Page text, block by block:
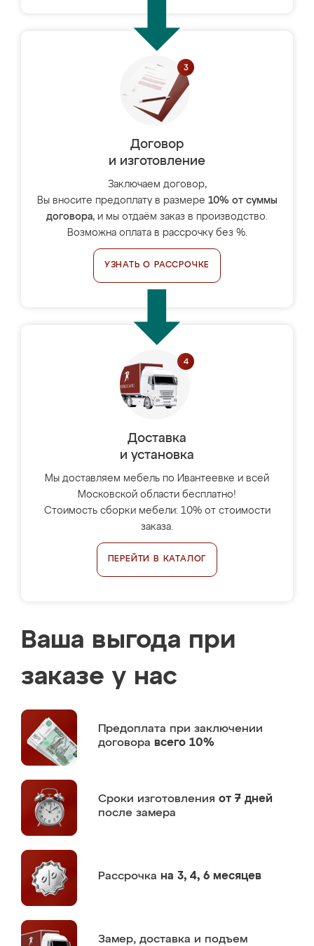
Договор
и изготовление
Заключаем договор,
Вы вносите предоплату в размере 10% от суммы
договора, и мы отдаём заказ в производство.
Возможна оплата в рассрочку без %.
УЗНАТЬ О РАССРОЧКЕ
Доставка
и установка
Мы доставляем мебель по Ивантеевке и всей
Московской области бесплатно!
Стоимость сборки мебели: 10% от стоимости
заказа.
ПЕРЕЙТИ В КАТАЛОГ
Ваша выгода при
заказе у нас
Предоплата при заключении
договора всего 10%
Сроки изготовления от 7 дней
после замера
Рассрочка на 3, 4, 6 месяцев
Замер, доставка и подъем